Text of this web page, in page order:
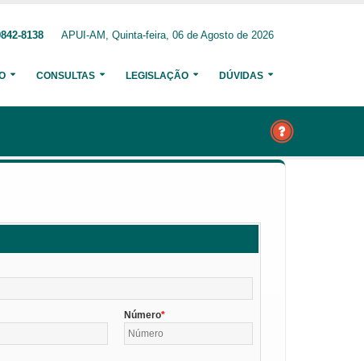
8138 APUI-AM, Quinta-feira, 06 de Agosto de 2026
CONSULTAS LEGISLAÇÃO DÚVIDAS
Número